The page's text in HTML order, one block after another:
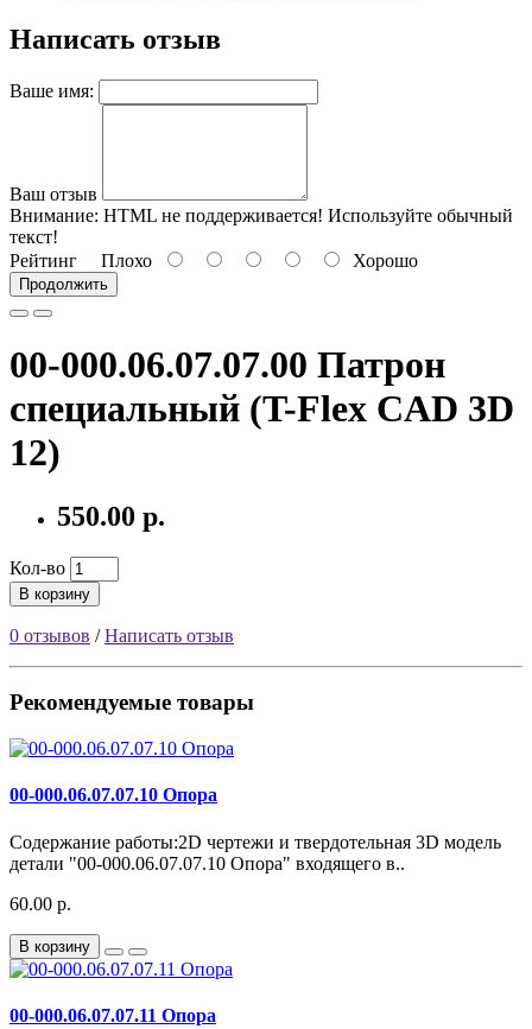
Написать отзыв
Ваше имя:
Ваш отзыв
Внимание: HTML не поддерживается! Используйте обычный
текст!
Рейтинг Плохо Хорошо
Продолжить
00-000.06.07.07.00 Патрон
специальный (T-Flex CAD 3D
12)
550.00 р.
Кол-во
В корзину
0 отзывов /Написать отзыв
Рекомендуемые товары
00-000.06.07.07.10 Опора
Содержание работы:2D чертежи и твердотельная 3D модель
детали "00-000.06.07.07.10 Опора" входящего в..
60.00 р.
В корзину
00-000.06.07.07.11 Опора